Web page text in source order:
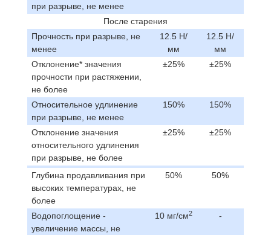
при разрыве, не менее
После старения
Прочность при разрыве, не
менее
12.5 Н/
мм
12.5 Н/
мм
Отклонение* значения
прочности при растяжении,
не более
±25% ±25%
Относительное удлинение
при разрыве, не менее
150% 150%
Отклонение значения
относительного удлинения
при разрыве, не более
±25% ±25%
Глубина продавливания при
высоких температурах, не
более
50% 50%
Водопоглощение -
увеличение массы, не
10 мг/см2 -